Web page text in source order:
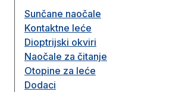
Sunčane naočale
Kontaktne leće
Dioptrijski okviri
Naočale za čitanje
Otopine za leće
Dodaci